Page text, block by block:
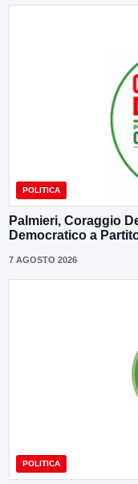
POLITICA
Palmieri, Coraggio
Democratico a
7 AGOSTO 2026
POLITICA